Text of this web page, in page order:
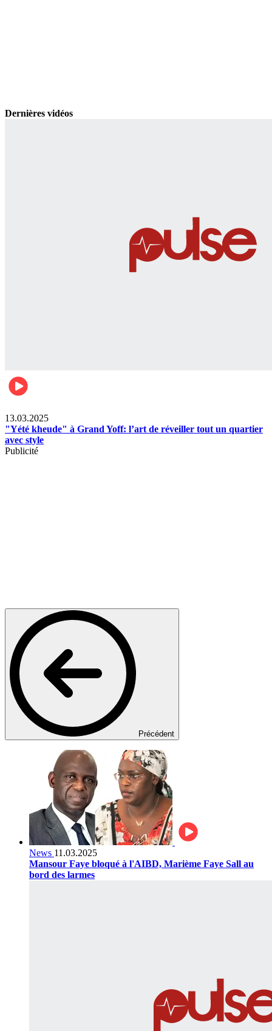
Dernières vidéos
13.03.2025
"Yété kheude" à Grand Yoff: l’art de réveiller tout un quartier
avec style
Publicité
Précédent
News 11.03.2025
Mansour Faye bloqué à l'AIBD, Marième Faye Sall au
bord des larmes